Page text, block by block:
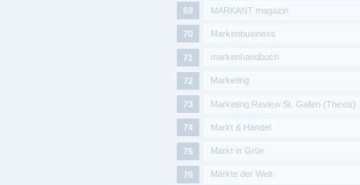
MARKANT magazin
Markenbusiness
markenhandbuch
Marketing
Marketing Review St. Gallen (Thexis)
Markt & Handel
Markt in Grün
Märkte der Welt